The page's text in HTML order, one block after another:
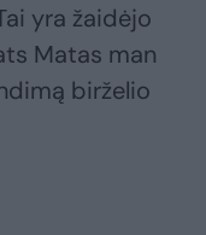
yra žaidėjo
Matas man
birželio